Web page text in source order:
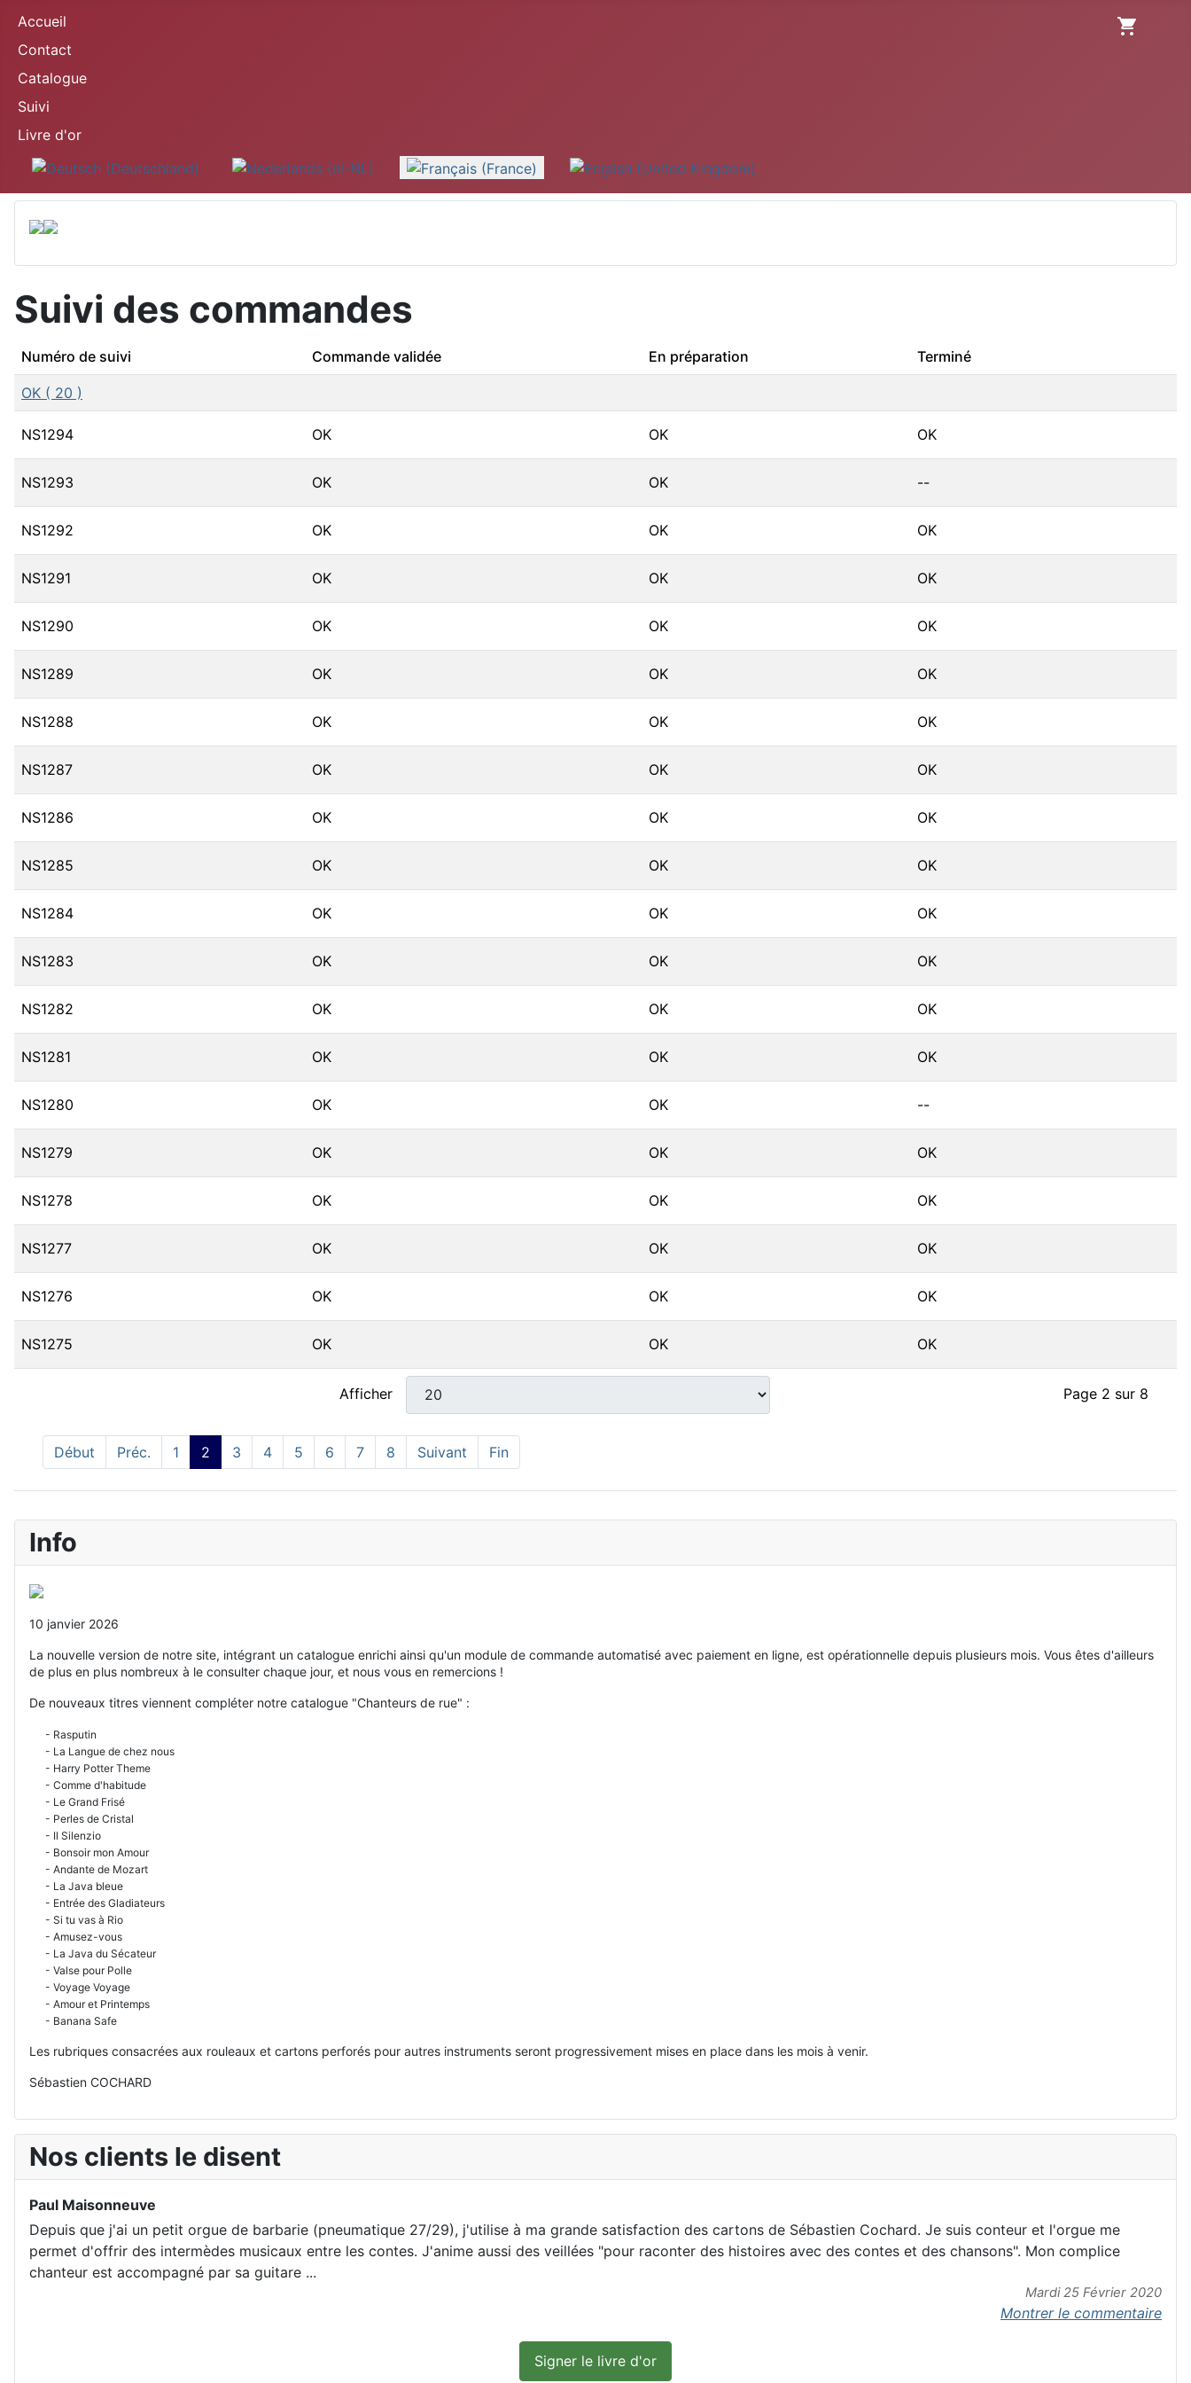
Accueil
Contact
Catalogue
Suivi
Livre d'or
Sélectionnez votre langue
Info
10 janvier 2026
La nouvelle version de notre site, intégrant un catalogue enrichi ainsi qu'un module de commande automatisé avec paiement en ligne, est opérationnelle depuis plusieurs mois. Vous êtes d'ailleurs
de plus en plus nombreux à le consulter chaque jour, et nous vous en remercions !
De nouveaux titres viennent compléter notre catalogue "Chanteurs de rue" :
- Rasputin
- La Langue de chez nous
- Harry Potter Theme
- Comme d'habitude
- Le Grand Frisé
- Perles de Cristal
- Il Silenzio
- Bonsoir mon Amour
- Andante de Mozart
- La Java bleue
- Entrée des Gladiateurs
- Si tu vas à Rio
- Amusez-vous
- La Java du Sécateur
- Valse pour Polle
- Voyage Voyage
- Amour et Printemps
- Banana Safe
Les rubriques consacrées aux rouleaux et cartons perforés pour autres instruments seront progressivement mises en place dans les mois à venir.
Sébastien COCHARD
Nos clients le disent
Paul Maisonneuve
Depuis que j'ai un petit orgue de barbarie (pneumatique 27/29), j'utilise à ma grande satisfaction des cartons de Sébastien Cochard. Je suis conteur et l'orgue me
permet d'offrir des intermèdes musicaux entre les contes. J'anime aussi des veillées "pour raconter des histoires avec des contes et des chansons". Mon complice
chanteur est accompagné par sa guitare ...
Mardi 25 Février 2020
Montrer le commentaire
Signer le livre d'or
Suivi des commandes
Numéro de suivi Commande validée En préparation Terminé
Afficher Page 2 sur 8
Début Préc. 1 2 3 4 5 6 7 8 Suivant Fin
OK ( 20 )
NS1294 OK OK OK
NS1293 OK OK --
NS1292 OK OK OK
NS1291 OK OK OK
NS1290 OK OK OK
NS1289 OK OK OK
NS1288 OK OK OK
NS1287 OK OK OK
NS1286 OK OK OK
NS1285 OK OK OK
NS1284 OK OK OK
NS1283 OK OK OK
NS1282 OK OK OK
NS1281 OK OK OK
NS1280 OK OK --
NS1279 OK OK OK
NS1278 OK OK OK
NS1277 OK OK OK
NS1276 OK OK OK
NS1275 OK OK OK